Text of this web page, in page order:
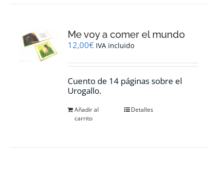
Me voy a comer el mundo
12,00€ IVA incluido
Cuento de 14 páginas sobre el
Urogallo.
Añadir al
carrito
Detalles